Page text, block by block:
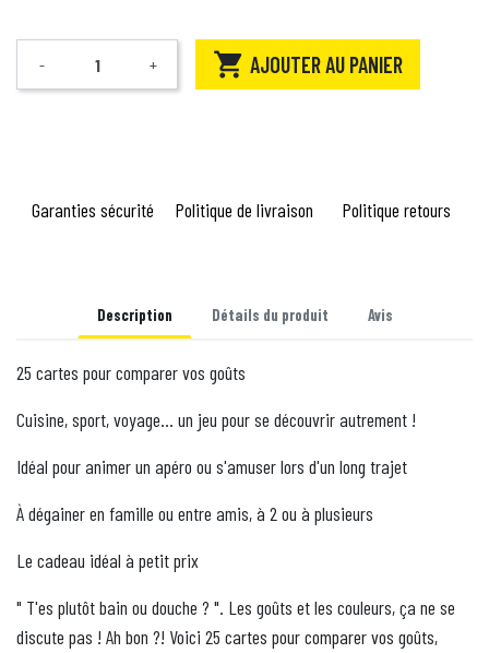
Quantité
- +  AJOUTER AU PANIER
Garanties sécurité Politique de livraison Politique retours
Description Détails du produit Avis
25 cartes pour comparer vos goûts
Cuisine, sport, voyage... un jeu pour se découvrir autrement !
Idéal pour animer un apéro ou s'amuser lors d'un long trajet
À dégainer en famille ou entre amis, à 2 ou à plusieurs
Le cadeau idéal à petit prix
" T'es plutôt bain ou douche ? ". Les goûts et les couleurs, ça ne se
discute pas ! Ah bon ?! Voici 25 cartes pour comparer vos goûts,